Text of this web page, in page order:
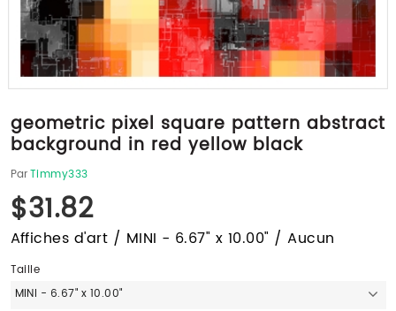
geometric pixel square pattern abstract
background in red yellow black
ParTimmy333
$31.82
Affiches d'art / MINI - 6.67" x 10.00" / Aucun
Taille
MINI - 6.67" x 10.00"